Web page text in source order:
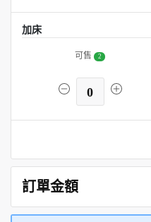
加床
可售 2
0
訂單金額